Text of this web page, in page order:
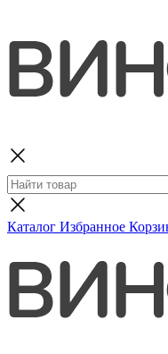
Каталог Избранное